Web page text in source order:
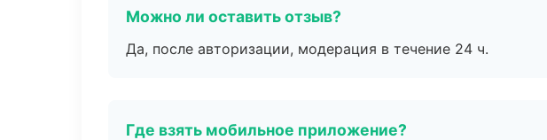
Можно ли оставить отзыв?
Да, после авторизации, модерация в течение 24 ч.
Где взять мобильное приложение?